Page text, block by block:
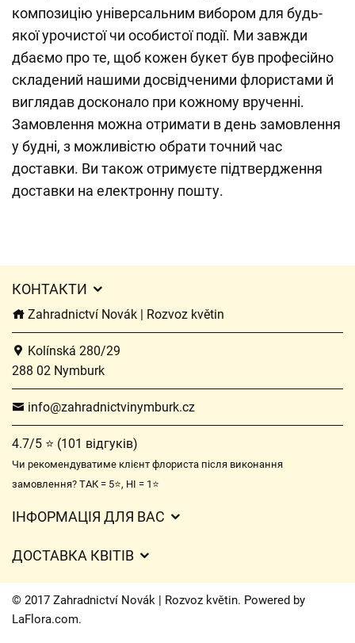
композицію універсальним вибором для будь-
якої урочистої чи особистої події. Ми завжди
дбаємо про те, щоб кожен букет був професійно
складений нашими досвідченими флористами й
виглядав досконало при кожному врученні.
Замовлення можна отримати в день замовлення
у будні, з можливістю обрати точний час
доставки. Ви також отримуєте підтвердження
доставки на електронну пошту.
КОНТАКТИ
Zahradnictví Novák | Rozvoz květin
Kolínská 280/29
288 02 Nymburk
info@zahradnictvinymburk.cz
4.7/5 ⭐ (101 відгуків)
Чи рекомендуватиме клієнт флориста після виконання
замовлення? ТАК = 5⭐, НІ = 1⭐
ІНФОРМАЦІЯ ДЛЯ ВАС
Захист персональних даних
Час доставки квітів – огляд можливостей
ДОСТАВКА КВІТІВ
Вартість доставки
Куди ми доставляємо квіти
© 2017 Zahradnictví Novák | Rozvoz květin. Powered by
LaFlora.com.